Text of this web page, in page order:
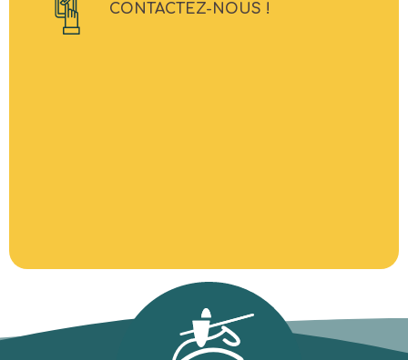
CONTACTEZ-NOUS !